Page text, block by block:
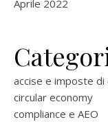
Aprile 2022
accise e imposte di
circular economy
compliance e AEO